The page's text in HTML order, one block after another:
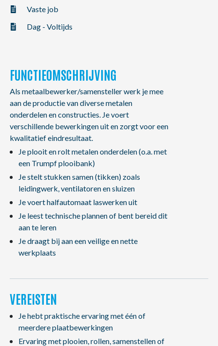
Vaste job
Dag - Voltijds
FUNCTIEOMSCHRIJVING
Als metaalbewerker/samensteller werk je mee
aan de productie van diverse metalen
onderdelen en constructies. Je voert
verschillende bewerkingen uit en zorgt voor een
kwalitatief eindresultaat.
Je plooit en rolt metalen onderdelen (o.a. met
een Trumpf plooibank)
Je stelt stukken samen (tikken) zoals
leidingwerk, ventilatoren en sluizen
Je voert halfautomaat laswerken uit
Je leest technische plannen of bent bereid dit
aan te leren
Je draagt bij aan een veilige en nette
werkplaats
VEREISTEN
Je hebt praktische ervaring met één of
meerdere plaatbewerkingen
Ervaring met plooien, rollen, samenstellen of